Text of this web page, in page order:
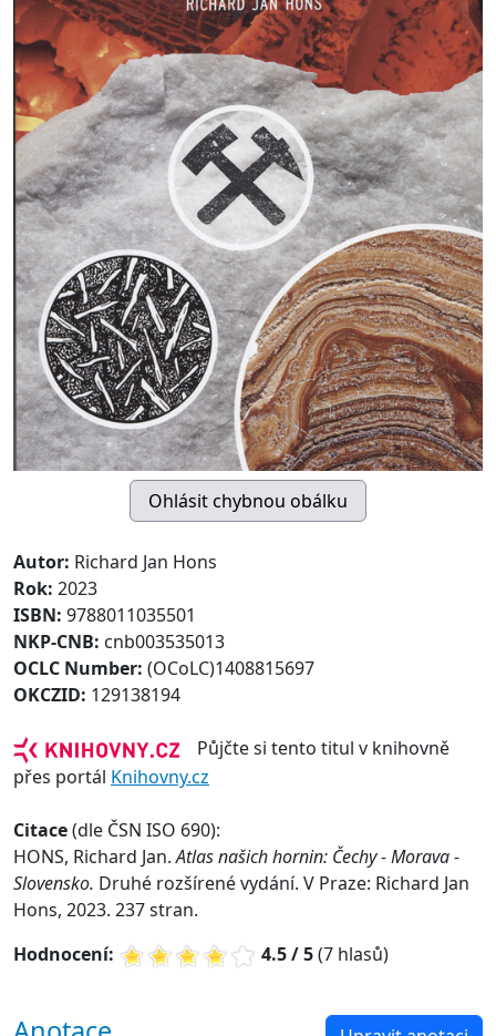
Autor: Richard Jan Hons
Rok: 2023
ISBN: 9788011035501
NKP-CNB: cnb003535013
OCLC Number: (OCoLC)1408815697
OKCZID: 129138194
Půjčte si tento titul v knihovně
přes portál Knihovny.cz
Citace(dle ČSN ISO 690):
HONS, Richard Jan.Atlas našich hornin: Čechy - Morava -
Slovensko. Druhé rozšírené vydání. V Praze: Richard Jan
Hons, 2023. 237 stran.
Hodnocení:
4.5 / 5(7 hlasů)